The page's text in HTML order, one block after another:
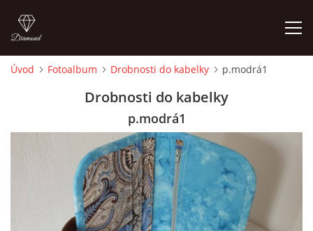
MOJE POSLEDNÍ PRÁCE
Úvod Fotoalbum Drobnosti do kabelky p.modrá1
Drobnosti do kabelky
p.modrá1